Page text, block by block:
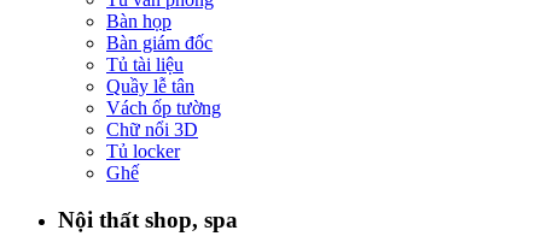
Bàn họp
Bàn giám đốc
Tủ tài liệu
Quầy lễ tân
Vách ốp tường
Chữ nổi 3D
Tủ locker
Ghế
Nội thất shop, spa